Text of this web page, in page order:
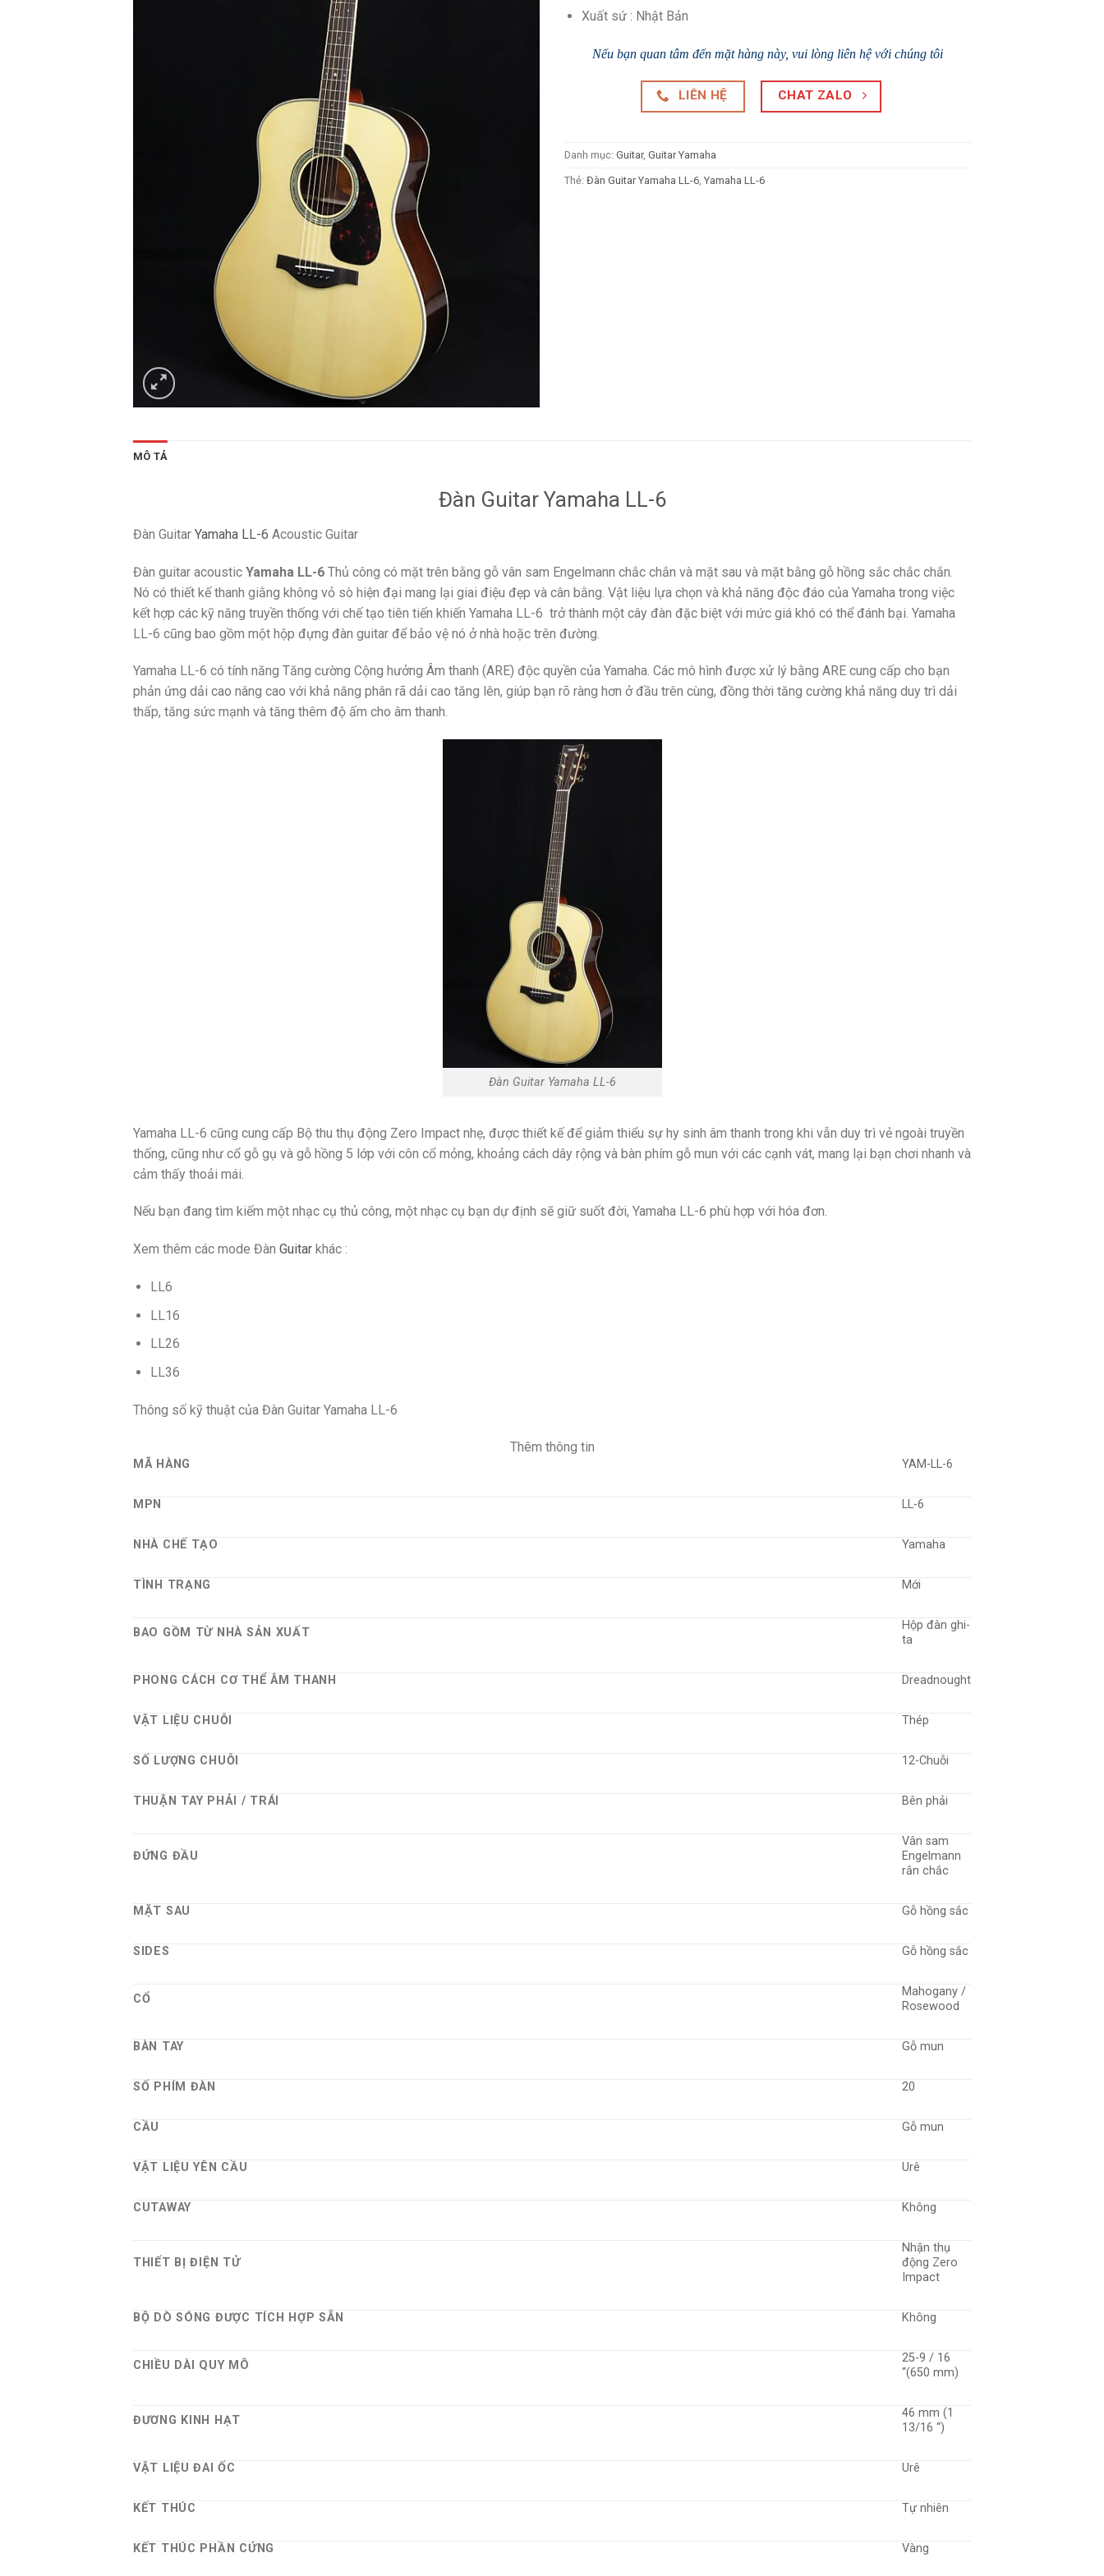
Xuất sứ : Nhật Bản
Nếu bạn quan tâm đến mặt hàng này, vui lòng liên hệ với chúng tôi
LIÊN HỆ CHAT ZALO
Danh mục: Guitar, Guitar Yamaha
Thẻ: Đàn Guitar Yamaha LL-6, Yamaha LL-6
MÔ TẢ
Đàn Guitar Yamaha LL-6
Đàn Guitar Yamaha LL-6 Acoustic Guitar
Đàn guitar acoustic Yamaha LL-6 Thủ công có mặt trên bằng gỗ vân sam Engelmann chắc chắn và mặt sau và mặt bằng gỗ hồng sắc chắc chắn.
Nó có thiết kế thanh giằng không vỏ sò hiện đại mang lại giai điệu đẹp và cân bằng. Vật liệu lựa chọn và khả năng độc đáo của Yamaha trong việc
kết hợp các kỹ năng truyền thống với chế tạo tiên tiến khiến Yamaha LL-6 trở thành một cây đàn đặc biệt với mức giá khó có thể đánh bại. Yamaha
LL-6 cũng bao gồm một hộp đựng đàn guitar để bảo vệ nó ở nhà hoặc trên đường.
Yamaha LL-6 có tính năng Tăng cường Cộng hưởng Âm thanh (ARE) độc quyền của Yamaha. Các mô hình được xử lý bằng ARE cung cấp cho bạn
phản ứng dải cao nâng cao với khả năng phân rã dải cao tăng lên, giúp bạn rõ ràng hơn ở đầu trên cùng, đồng thời tăng cường khả năng duy trì dải
thấp, tăng sức mạnh và tăng thêm độ ấm cho âm thanh.
Đàn Guitar Yamaha LL-6
Yamaha LL-6 cũng cung cấp Bộ thu thụ động Zero Impact nhẹ, được thiết kế để giảm thiểu sự hy sinh âm thanh trong khi vẫn duy trì vẻ ngoài truyền
thống, cũng như cổ gỗ gụ và gỗ hồng 5 lớp với côn cổ mỏng, khoảng cách dây rộng và bàn phím gỗ mun với các cạnh vát, mang lại bạn chơi nhanh và
cảm thấy thoải mái.
Nếu bạn đang tìm kiếm một nhạc cụ thủ công, một nhạc cụ bạn dự định sẽ giữ suốt đời, Yamaha LL-6 phù hợp với hóa đơn.
Xem thêm các mode Đàn Guitar khác :
LL6
LL16
LL26
LL36
Thông số kỹ thuật của Đàn Guitar Yamaha LL-6
Thêm thông tin
MÃ HÀNG YAM-LL-6
MPN LL-6
NHÀ CHẾ TẠO Yamaha
TÌNH TRẠNG Mới
BAO GỒM TỪ NHÀ SẢN XUẤT
Hộp đàn ghi-
ta
PHONG CÁCH CƠ THỂ ÂM THANH Dreadnought
VẬT LIỆU CHUỖI Thép
SỐ LƯỢNG CHUỖI 12-Chuỗi
THUẬN TAY PHẢI / TRÁI Bên phải
ĐỨNG ĐẦU
Vân sam
Engelmann
rắn chắc
MẶT SAU Gỗ hồng sắc
SIDES Gỗ hồng sắc
CỔ
Mahogany /
Rosewood
BÀN TAY Gỗ mun
SỐ PHÍM ĐÀN 20
CẦU Gỗ mun
VẬT LIỆU YÊN CẦU Urê
CUTAWAY Không
THIẾT BỊ ĐIỆN TỬ
Nhận thụ
động Zero
Impact
BỘ DÒ SÓNG ĐƯỢC TÍCH HỢP SẴN Không
CHIỀU DÀI QUY MÔ
25-9 / 16
“(650 mm)
ĐƯƠNG KINH HẠT
46 mm (1
13/16 “)
VẬT LIỆU ĐAI ỐC Urê
KẾT THÚC Tự nhiên
KẾT THÚC PHẦN CỨNG Vàng